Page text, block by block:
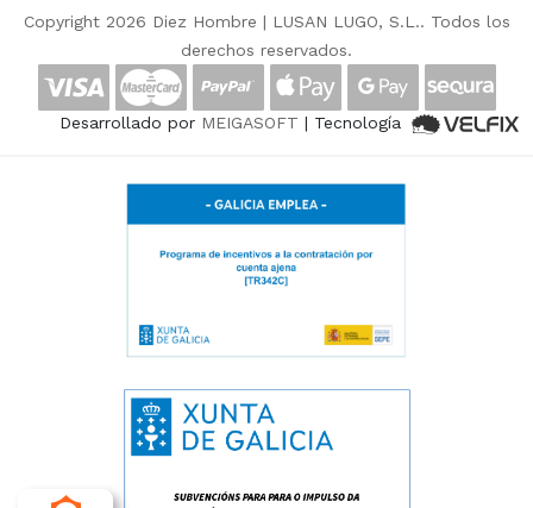
Copyright 2026 Diez Hombre | LUSAN LUGO, S.L.. Todos los
derechos reservados.
Desarrollado por MEIGASOFT | Tecnología